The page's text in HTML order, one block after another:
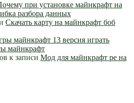
при установке майнкрафт на
разбора данных
Скачать карту на майнкрафт боб
майнкрафт 13 версия играть
майнкрафт
к записи Мод для майнкрафт pe на